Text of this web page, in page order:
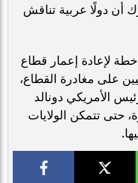
أن دولًا عربية تناقش
لإعادة إعمار قطاع
على مغادرة القطاع،
الأمريكي دونالد
حتى تتمكن الولايات